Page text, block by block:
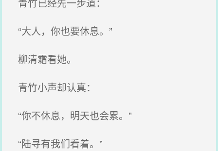
“大人，你也要休息。”
柳清霜看她。
青竹小声却认真：
“你不休息，明天也会累。”
“陆寻有我们看着。”